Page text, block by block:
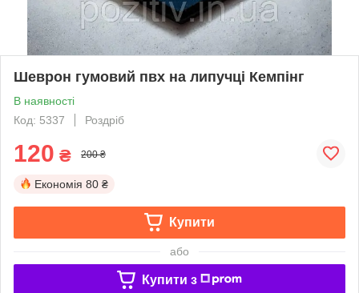
Шеврон гумовий пвх на липучці Кемпінг
В наявності
Код: 5337
Роздріб
120 ₴ 200 ₴
Економія 80 ₴
Купити
або
Купити з